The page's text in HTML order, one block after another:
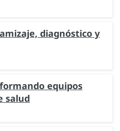
diagnóstico y
equipos
salud